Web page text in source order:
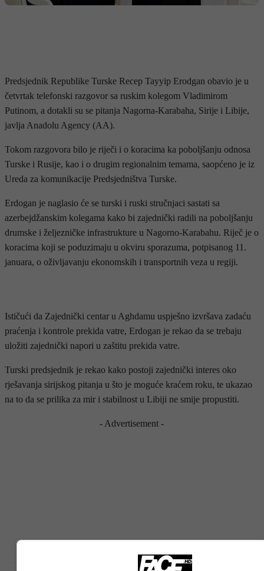
Predsjednik Republike Turske Recep Tayyip Erodgan obavio je u
četvrtak telefonski razgovor sa ruskim kolegom Vladimirom
Putinom, a dotakli su se pitanja Nagorna-Karabaha, Sirije i Libije,
javlja Anadolu Agency (AA).
Tokom razgovora bilo je riječi i o koracima ka poboljšanju odnosa
Turske i Rusije, kao i o drugim regionalnim temama, saopćeno je iz
Ureda za komunikacije Predsjedništva Turske.
Erdogan je naglasio će se turski i ruski stručnjaci sastati sa
azerbejdžanskim kolegama kako bi zajednički radili na poboljšanju
drumske i željezničke infrastrukture u Nagorno-Karabahu. Riječ je o
koracima koji se poduzimaju u okviru sporazuma, potpisanog 11.
januara, o oživljavanju ekonomskih i transportnih veza u regiji.
Ističući da Zajednički centar u Aghdamu uspješno izvršava zadaću
praćenja i kontrole prekida vatre, Erdogan je rekao da se trebaju
uložiti zajednički napori u zaštitu prekida vatre.
Turski predsjednik je rekao kako postoji zajednički interes oko
rješavanja sirijskog pitanja u što je moguće kraćem roku, te ukazao
na to da se prilika za mir i stabilnost u Libiji ne smije propustiti.
- Advertisement -